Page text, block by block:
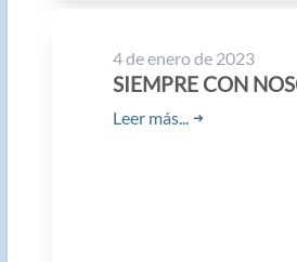
4 de enero de 2023
SIEMPRE CON
Leer más... ➜